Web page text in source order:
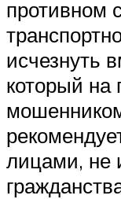
противном
исчезнуть
который на
лицами, не